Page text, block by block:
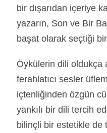
bir dışarıdan içeriye
yazarın, Son ve Bir
başat olarak seçtiği
Öykülerin dili oldukça
ferahlatıcı sesler
içtenliğinden özgün
yankılı bir dili tercih
bilinçli bir estetikle de